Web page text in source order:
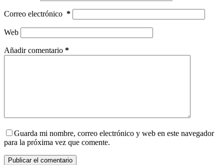
Correo electrónico *
Web
Añadir comentario *
Guarda mi nombre, correo electrónico y web en este navegador
para la próxima vez que comente.
Publicar el comentario